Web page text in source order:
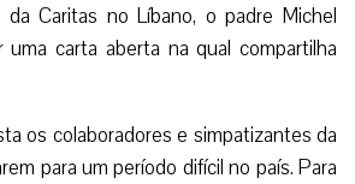
Caritas no Líbano, o padre Michel
uma carta aberta na qual compartilha
os colaboradores e simpatizantes da
para um período difícil no país. Para